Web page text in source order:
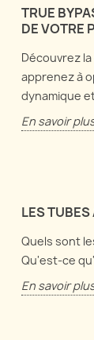
abysses
et explorons
Harmonix
Bird !
TRUE
DE VOTRE
Découvrez
apprenez à
dynamique
En savoir
LES
Quels sont
Qu'est-ce
En savoir